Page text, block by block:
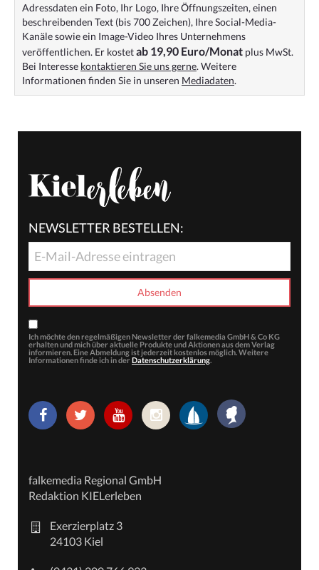
Adressdaten ein Foto, Ihr Logo, Ihre Öffnungszeiten, einen
beschreibenden Text (bis 700 Zeichen), Ihre Social-Media-
Kanäle sowie ein Image-Video Ihres Unternehmens
veröffentlichen. Er kostetab 19,90 Euro/Monat plus MwSt.
Bei Interesse kontaktieren Sie uns gerne. Weitere
Informationen finden Sie in unseren Mediadaten.
NEWSLETTER BESTELLEN:
Ich möchte den regelmäßigen Newsletter der falkemedia GmbH & Co KG
erhalten und mich über aktuelle Produkte und Aktionen aus dem Verlag
informieren. Eine Abmeldung ist jederzeit kostenlos möglich. Weitere
Informationen finde ich in der Datenschutzerklärung.
falkemedia Regional GmbH
Redaktion KIELerleben
Exerzierplatz 3
24103 Kiel